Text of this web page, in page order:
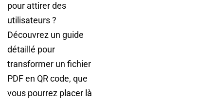
pour attirer des
utilisateurs ?
Découvrez un guide
détaillé pour
transformer un fichier
PDF en QR code, que
vous pourrez placer là